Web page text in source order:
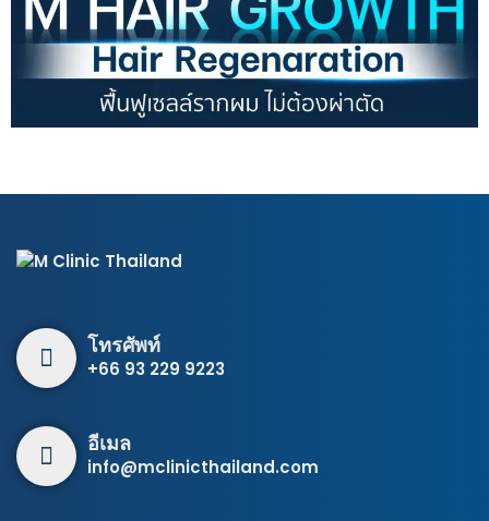
โทรศัพท์
+66 93 229 9223
อีเมล
info@mclinicthailand.com